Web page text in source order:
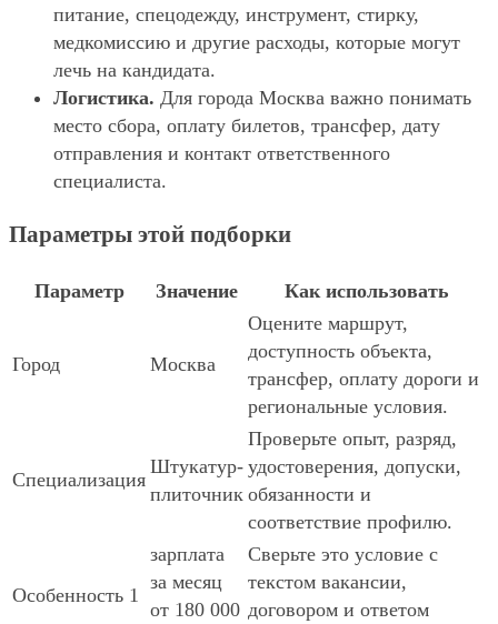
питание, спецодежду, инструмент, стирку,
медкомиссию и другие расходы, которые могут
лечь на кандидата.
Логистика. Для города Москва важно понимать
место сбора, оплату билетов, трансфер, дату
отправления и контакт ответственного
специалиста.
Параметры этой подборки
Параметр Значение Как использовать
Город Москва
Оцените маршрут,
доступность объекта,
трансфер, оплату дороги и
региональные условия.
Специализация
Штукатур-
плиточник
Проверьте опыт, разряд,
удостоверения, допуски,
обязанности и
соответствие профилю.
Особенность 1
зарплата
за месяц
от 180 000
Сверьте это условие с
текстом вакансии,
договором и ответом